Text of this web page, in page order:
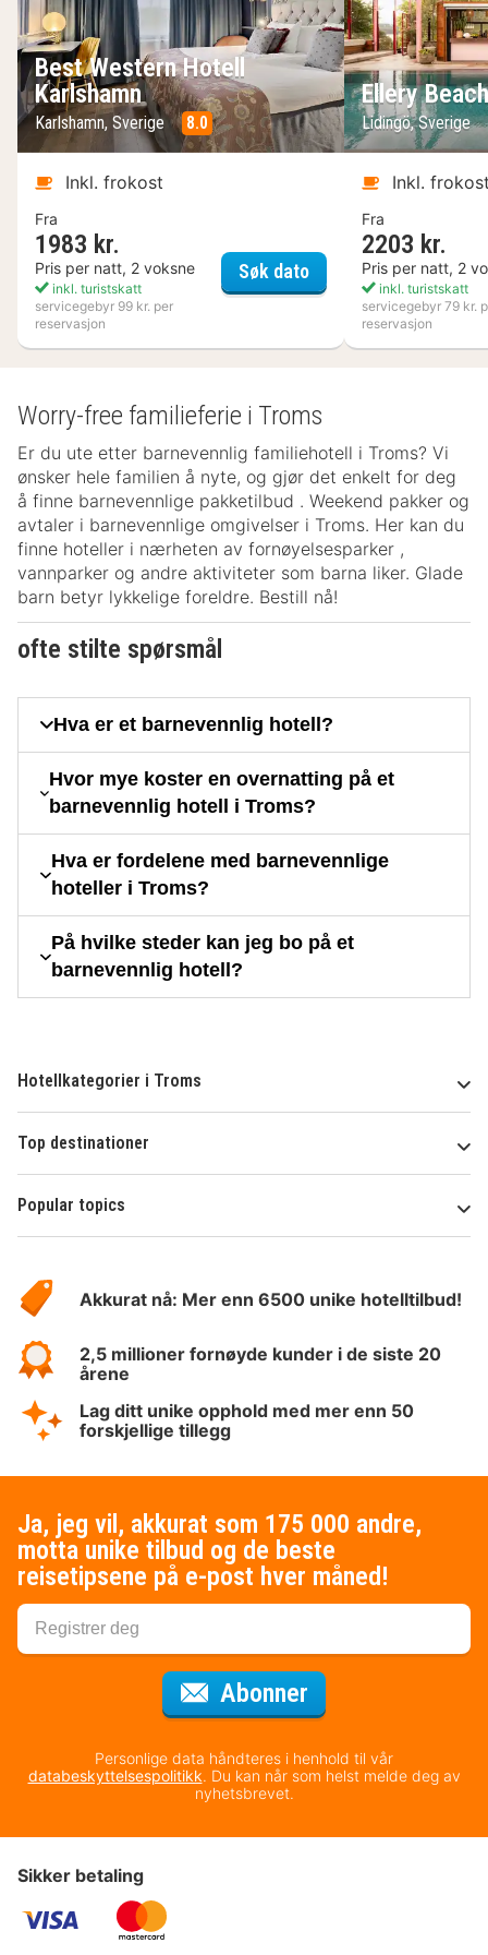
Best Western Hotell
Karlshamn
Karlshamn, Sverige 8.0
Inkl. frokost
Fra
1983 kr.
Pris per natt, 2 voksne
inkl. turistskatt
servicegebyr 99 kr. per
reservasjon
Søk datoBest Western Hotell
Ellery
Lidingö, Sverige
Inkl.
Fra
2203 kr.
Pris per natt, 2
inkl. turistskatt
servicegebyr 79 kr.
reservasjon
Worry-free familieferie i Troms
Er du ute etter barnevennlig familiehotell i Troms? Vi
ønsker hele familien å nyte, og gjør det enkelt for deg
å finne barnevennlige pakketilbud . Weekend pakker og
avtaler i barnevennlige omgivelser i Troms. Her kan du
finne hoteller i nærheten av fornøyelsesparker ,
vannparker og andre aktiviteter som barna liker. Glade
barn betyr lykkelige foreldre. Bestill nå!
ofte stilte spørsmål
Hva er et barnevennlig hotell?
Hvor mye koster en overnatting på et
barnevennlig hotell i Troms?
Hva er fordelene med barnevennlige
hoteller i Troms?
På hvilke steder kan jeg bo på et
barnevennlig hotell?
Hotellkategorier i Troms
Top destinationer
Popular topics
Hotelspecials
Akkurat nå: Mer enn 6500 unike hotelltilbud!
2,5 millioner fornøyde kunder i de siste 20
årene
Lag ditt unike opphold med mer enn 50
forskjellige tillegg
Ja, jeg vil, akkurat som 175 000 andre,
motta unike tilbud og de beste
reisetipsene på e-post hver måned!
Abonner
Personlige data håndteres i henhold til vår
databeskyttelsespolitikk. Du kan når som helst melde deg av
nyhetsbrevet.
Sikker betaling